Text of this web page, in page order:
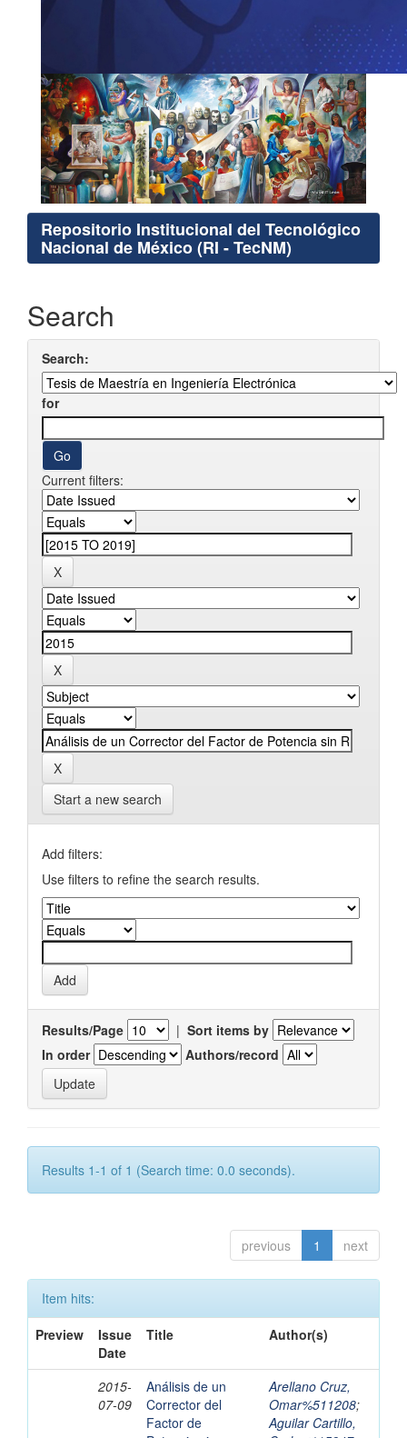
Repositorio Institucional del Tecnológico
Nacional de México (RI - TecNM)
Search
Search:
for
Current filters:
Start a new search
Add filters:
Use filters to refine the search results.
Results/Page | Sort items by
In order
Authors/record
Results 1-1 of 1 (Search time: 0.0 seconds).
previous 1 next
Item hits:
Preview
Issue
Date
Title Author(s)
2015-
07-09
Análisis de un
Corrector del
Factor de
Arellano Cruz,
Omar%511208;
Aguilar Cartillo,